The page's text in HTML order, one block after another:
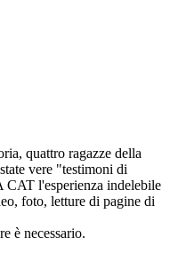
quattro ragazze della
vere "testimoni di
CAT l'esperienza indelebile
foto, letture di pagine di
è necessario.